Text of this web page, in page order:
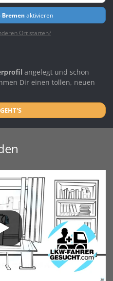
Bremen aktivieren
Ort starten?
angelegt und schon
Dir einen tollen, neuen